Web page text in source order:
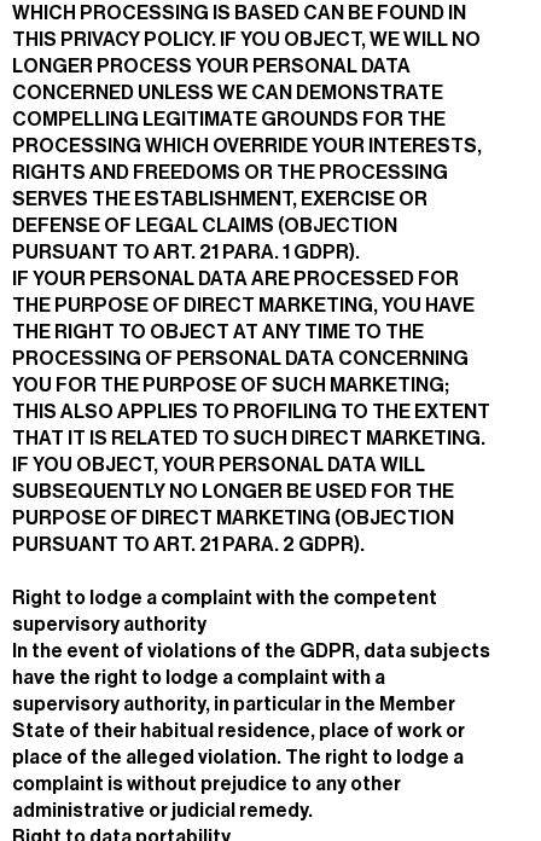
WHICH PROCESSING IS BASED CAN BE FOUND IN
THIS PRIVACY POLICY. IF YOU OBJECT, WE WILL NO
LONGER PROCESS YOUR PERSONAL DATA
CONCERNED UNLESS WE CAN DEMONSTRATE
COMPELLING LEGITIMATE GROUNDS FOR THE
PROCESSING WHICH OVERRIDE YOUR INTERESTS,
RIGHTS AND FREEDOMS OR THE PROCESSING
SERVES THE ESTABLISHMENT, EXERCISE OR
DEFENSE OF LEGAL CLAIMS (OBJECTION
PURSUANT TO ART. 21 PARA. 1 GDPR).
IF YOUR PERSONAL DATA ARE PROCESSED FOR
THE PURPOSE OF DIRECT MARKETING, YOU HAVE
THE RIGHT TO OBJECT AT ANY TIME TO THE
PROCESSING OF PERSONAL DATA CONCERNING
YOU FOR THE PURPOSE OF SUCH MARKETING;
THIS ALSO APPLIES TO PROFILING TO THE EXTENT
THAT IT IS RELATED TO SUCH DIRECT MARKETING.
IF YOU OBJECT, YOUR PERSONAL DATA WILL
SUBSEQUENTLY NO LONGER BE USED FOR THE
PURPOSE OF DIRECT MARKETING (OBJECTION
PURSUANT TO ART. 21 PARA. 2 GDPR).
Right to lodge a complaint with the competent
supervisory authority
In the event of violations of the GDPR, data subjects
have the right to lodge a complaint with a
supervisory authority, in particular in the Member
State of their habitual residence, place of work or
place of the alleged violation. The right to lodge a
complaint is without prejudice to any other
administrative or judicial remedy.